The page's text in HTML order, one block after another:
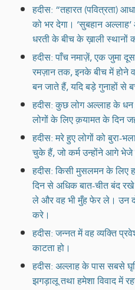
हदीस: “तहारत (पवित्रता)
को भर देगा। ‘सुबहान
धरती के बीच के ख़ाली स्थानों
हदीस: पाँच नमाज़ें, एक जुमा
रमज़ान तक, इनके बीच में होने
बन जाते हैं, यदि बड़े गुनाहों से
हदीस: कुछ लोग अल्लाह के
लोगों के लिए क़यामत के दिन
हदीस: मरे हुए लोगों को बुरा-
चुके हैं, जो कर्म उन्होंने आगे भेजे
हदीस: किसी मुसलमन के लिए
दिन से अधिक बात-चीत बंद
ले और वह भी मुँह फेर ले। उन
करे।
हदीस: जन्नत में वह व्यक्ति
काटता हो।
हदीस: अल्लाह के पास सबसे
झगड़ालू तथा हमेशा विवाद में